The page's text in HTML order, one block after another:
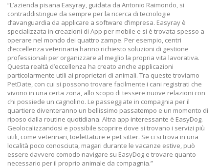
“L’azienda pisana Easyray, guidata da Antonio Raimondo, si
contraddistingue da sempre per la ricerca di tecnologie
d’avanguardia da applicare a software d’impresa. Easyray è
specializzata in creazioni di App per mobile e si è trovata spesso a
operare nel mondo dei quattro zampe. Per esempio, centri
d’eccellenza veterinaria hanno richiesto soluzioni di gestione
professionali per organizzare al meglio la propria vita lavorativa.
Questa realtà d’eccellenza ha creato anche applicazioni
particolarmente utili ai proprietari di animali. Tra queste troviamo
PetDate, con cui si possono trovare facilmente i cani registrati che
vivono in una certa zona, allo scopo di tessere nuove relazioni con
chi possiede un cagnolino. Le passeggiate in compagnia per il
quartiere diventeranno un bellissimo passatempo e un momento di
riposo dalla routine quotidiana. Altra app interessante è EasyDog.
Geolocalizzandosi e possibile scoprire dove si trovano i servizi più
utili, come veterinari, toelettature e pet sitter. Se ci si trova in una
località poco conosciuta, magari durante le vacanze estive, può
essere davvero comodo navigare su EasyDog e trovare quanto
necessario per il proprio animale da compagnia.”